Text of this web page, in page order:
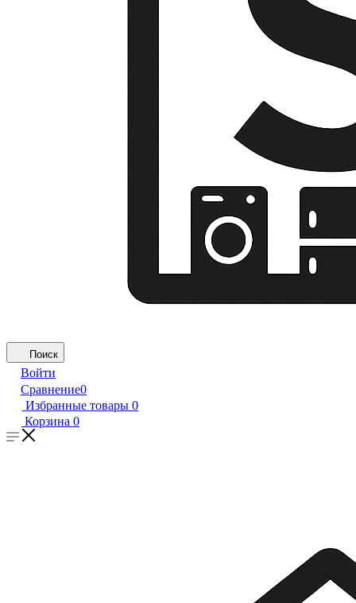
Поиск
Войти
Сравнение0
Избранные товары 0
Корзина 0